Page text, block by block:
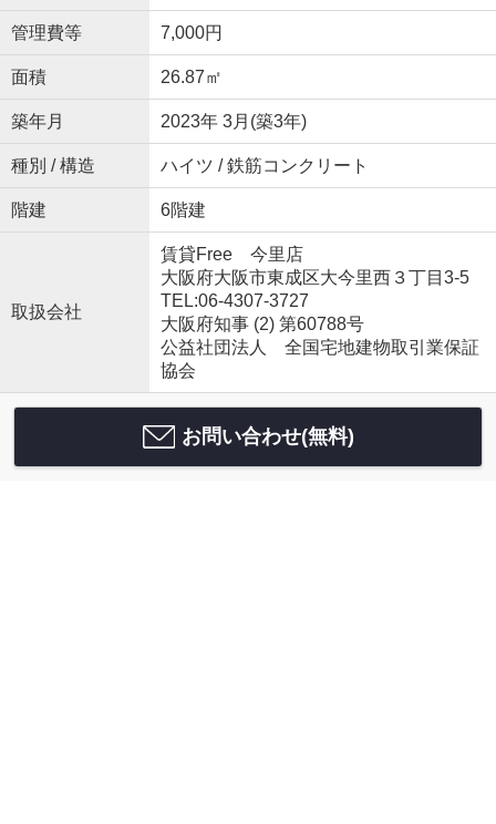
管理費等 7,000円
面積 26.87㎡
築年月 2023年 3月(築3年)
種別 / 構造 ハイツ / 鉄筋コンクリート
階建 6階建
取扱会社
賃貸Free 今里店
大阪府大阪市東成区大今里西３丁目3-5
TEL:06-4307-3727
大阪府知事 (2) 第60788号
公益社団法人 全国宅地建物取引業保証
協会
お問い合わせ(無料)